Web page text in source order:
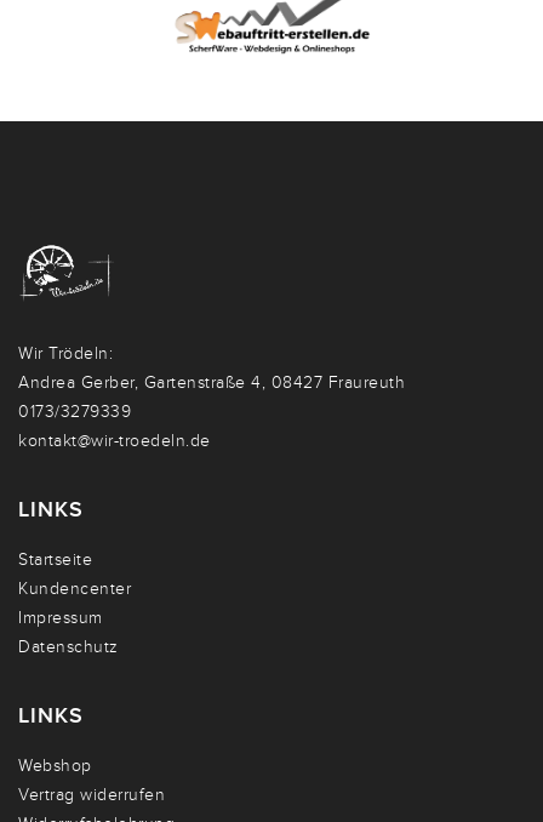
Wir Trödeln:
Andrea Gerber, Gartenstraße 4, 08427 Fraureuth
0173/3279339
kontakt@wir-troedeln.de
LINKS
Startseite
Kundencenter
Impressum
Datenschutz
LINKS
Webshop
Vertrag widerrufen